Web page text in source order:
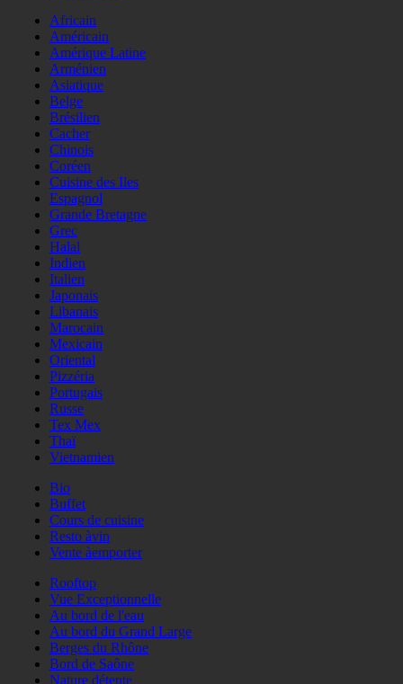
Africain
Américain
Amérique Latine
Arménien
Asiatique
Belge
Brésilien
Cacher
Chinois
Coréen
Cuisine des Iles
Espagnol
Grande Bretagne
Grec
Halal
Indien
Italien
Japonais
Libanais
Marocain
Mexicain
Oriental
Pizzéria
Portugais
Russe
Tex Mex
Thaï
Vietnamien
Bio
Buffet
Cours de cuisine
Resto àvin
Vente àemporter
Rooftop
Vue Exceptionnelle
Au bord de l'eau
Au bord du Grand Large
Berges du Rhône
Bord de Saône
Nature détente